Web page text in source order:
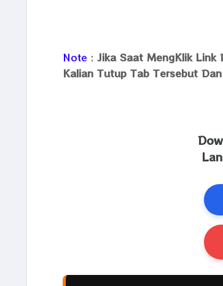
Note : Jika Saat MengKlik Link
Kalian Tutup Tab Tersebut